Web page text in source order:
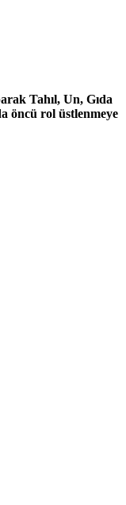
Tahıl, Un, Gıda
öncü rol üstlenmeye